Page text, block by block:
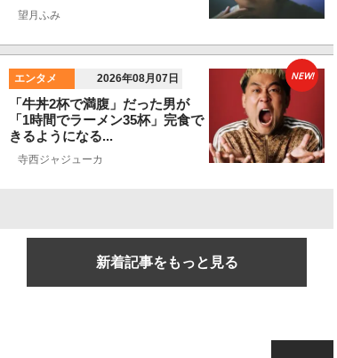
望月ふみ
エンタメ 2026年08月07日
「牛丼2杯で満腹」だった男が
「1時間でラーメン35杯」完食で
きるようになる...
寺西ジャジューカ
NEW!
新着記事をもっと見る